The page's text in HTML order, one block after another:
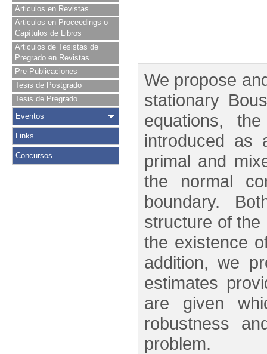
Articulos en Revistas
Articulos en Proceedings o
Capítulos de Libros
Articulos de Tesistas de
Pregrado en Revistas
Pre-Publicaciones
Tesis de Postgrado
Tesis de Pregrado
Eventos
Links
Concursos
We propose
stationary
equations,
introduced as
primal and
the normal
boundary.
structure of the
the existence
addition, we
estimates
are given
robustness
problem.